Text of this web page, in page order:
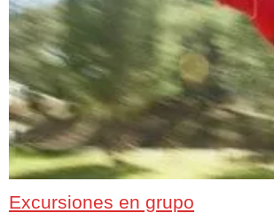
Excursiones en grupo